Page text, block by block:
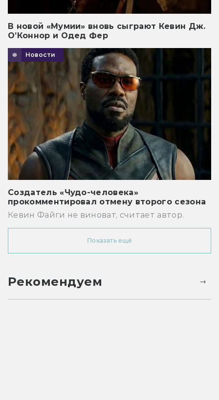
В новой «Мумии» вновь сыграют Кевин Дж.
О’Коннор и Одед Фер
Новости
Создатель «Чудо-человека»
прокомментировал отмену второго сезона
Кевин Файги не виноват, считает автор.
Показать ещё
Рекомендуем